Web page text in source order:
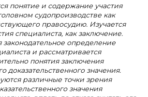
понятие и содержание участия
судопроизводстве как
правосудию. Изучается
специалиста, как заключение.
законодательное определение
и рассматривается
понятия заключения
доказательственного значения.
различные точки зрения
значения